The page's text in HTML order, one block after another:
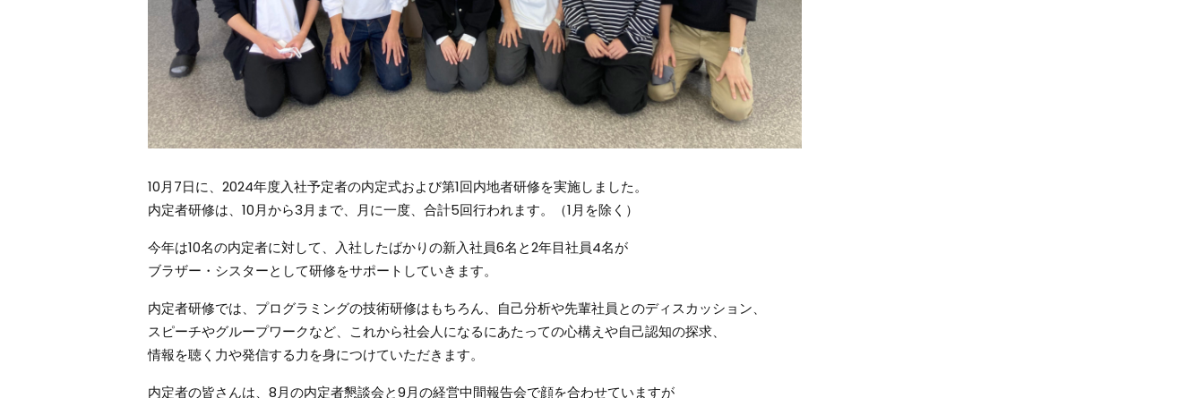
10月7日に、2024年度入社予定者の内定式および第1回内地者研修を実施しました。
内定者研修は、10月から3月まで、月に一度、合計5回行われます。（1月を除く）
今年は10名の内定者に対して、入社したばかりの新入社員6名と2年目社員4名が
ブラザー・シスターとして研修をサポートしていきます。
内定者研修では、プログラミングの技術研修はもちろん、自己分析や先輩社員とのディスカッション、
スピーチやグループワークなど、これから社会人になるにあたっての心構えや自己認知の探求、
情報を聴く力や発信する力を身につけていただきます。
内定者の皆さんは、8月の内定者懇談会と9月の経営中間報告会で顔を合わせていますが